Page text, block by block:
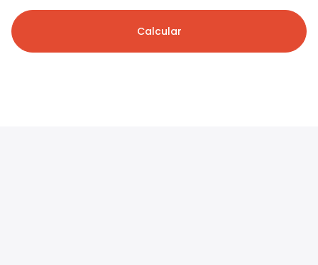
Calcular